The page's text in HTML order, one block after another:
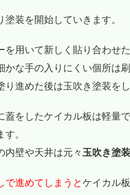
塗装を開始していきます。
を用いて新しく貼り合わせ
かな手の入りにくい個所は
り進めた後は玉吹き塗装を
蓋をしたケイカル板は軽量
。
内壁や天井は元々 玉吹き塗装
で進めてしまうとケイカル